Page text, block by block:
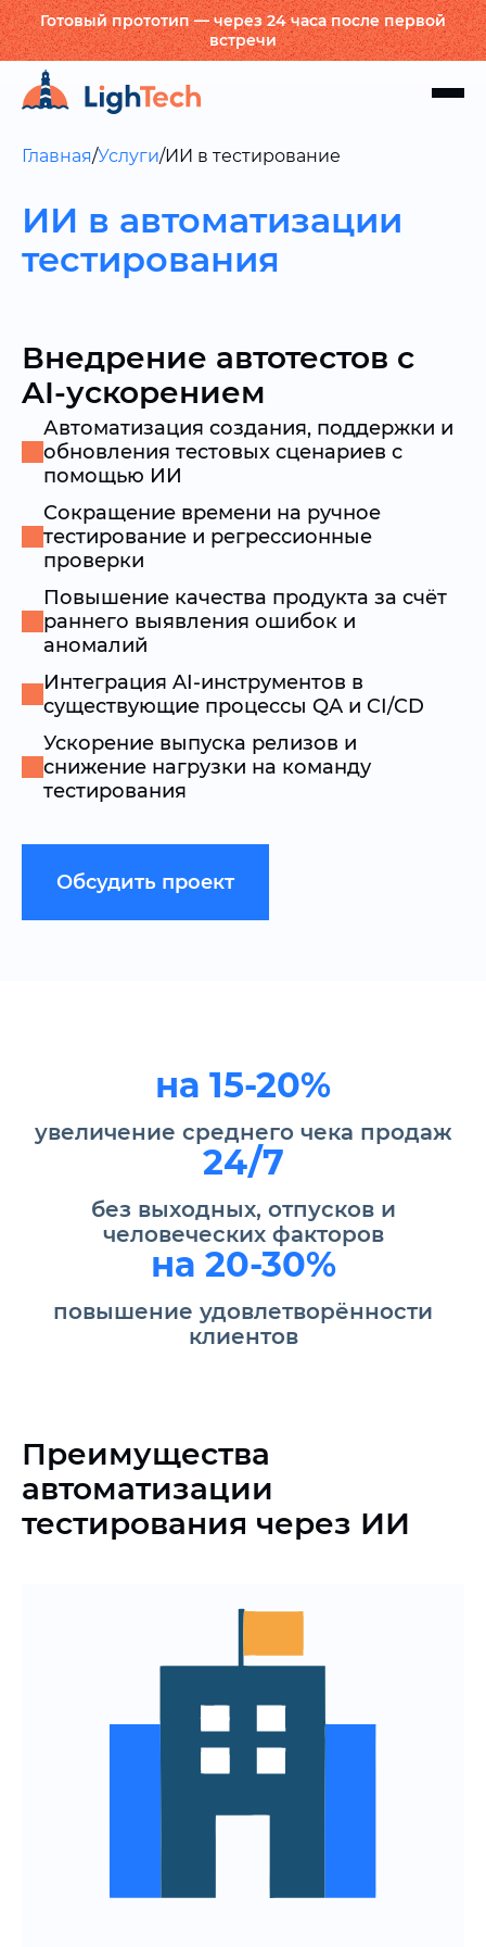
Готовый прототип — через 24 часа после первой
встречи
Главная/Услуги/ИИ в тестирование
ИИ в автоматизации
тестирования
Внедрение автотестов с
AI-ускорением
Автоматизация создания, поддержки и
обновления тестовых сценариев с
помощью ИИ
Сокращение времени на ручное
тестирование и регрессионные
проверки
Повышение качества продукта за счёт
раннего выявления ошибок и
аномалий
Интеграция AI-инструментов в
существующие процессы QA и CI/CD
Ускорение выпуска релизов и
снижение нагрузки на команду
тестирования
Обсудить проект
на 15-20%
увеличение среднего чека продаж
24/7
без выходных, отпусков и
человеческих факторов
на 20-30%
повышение удовлетворённости
клиентов
Преимущества
автоматизации
тестирования через ИИ
Сокращение сроков выпуска
продукта за счёт ускорения QA-
процессов
нагрузки на команду разработки
Повышение стабильности релизов и
качества продукта
Узнайте стоимость и сроки